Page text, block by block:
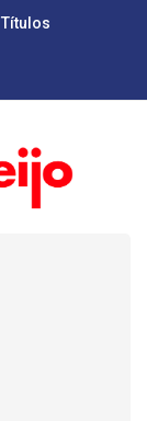
Títulos